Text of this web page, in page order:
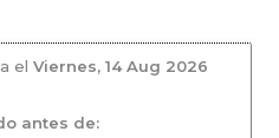
elViernes, 14 Aug 2026
antes de: